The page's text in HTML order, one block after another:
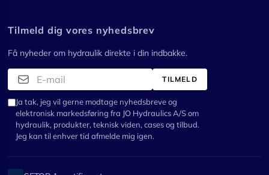
Tilmeld dig vores nyhedsbrev
Få nyheder om hydraulik direkte i din indbakke.
TILMELD
Ja tak, jeg vil gerne modtage nyhedsbreve og
elektronisk markedsføring fra JO Hydraulics A/S om
hydraulik, produkter, teknisk viden, cases og tilbud.
Jeg kan til enhver tid afmelde mig igen.